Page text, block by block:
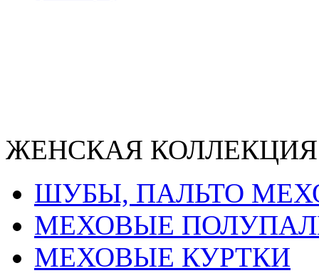
ЖЕНСКАЯ КОЛЛЕКЦИЯ
ШУБЫ, ПАЛЬТО
МЕХОВЫЕ
МЕХОВЫЕ КУРТКИ